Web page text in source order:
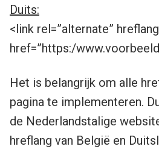
Duits:
<link rel=”alternate”
href=”https:/
Het is belangrijk om alle
pagina te implementeren.
de Nederlandstalige
hreflang van België en